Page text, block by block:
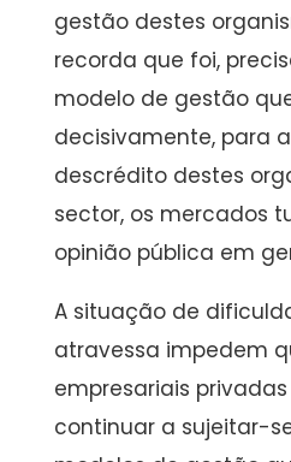
gestão destes
recorda que foi,
modelo de gestão
decisivamente, para
descrédito destes
sector, os mercados
opinião pública em
A situação de
atravessa impedem
empresariais
continuar a sujeitar-